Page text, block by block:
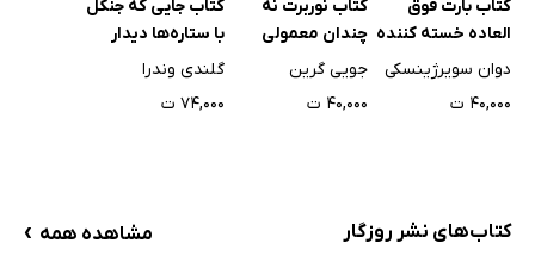
کتاب بارت فوق
العاده خسته کننده
دوان سویرژینسکی
۴۰,۰۰۰ ت
کتاب نوربرت نه
چندان معمولی
جویی گرین
۴۰,۰۰۰ ت
کتاب جایی که جنگل
با ستاره‌ها دیدار
می‌کند
گلندی وندرا
۷۴,۰۰۰ ت
کتاب‌های نشر روزگار مشاهده همه ›